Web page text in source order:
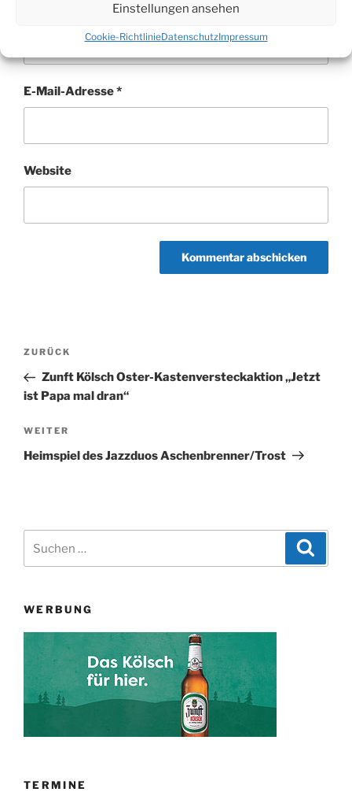
Einstellungen ansehen
Cookie-RichtlinieDatenschutzImpressum
E-Mail-Adresse*
Website
Beitragsnavigation
Vorheriger
Beitrag
ZURÜCK
Zunft Kölsch Oster-Kastenversteckaktion „Jetzt
ist Papa mal dran“
Nächster
Beitrag
WEITER
Heimspiel des Jazzduos Aschenbrenner/Trost
nach:
WERBUNG
TERMINE